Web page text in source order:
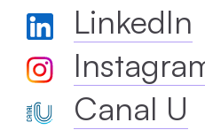
LinkedIn
Canal U